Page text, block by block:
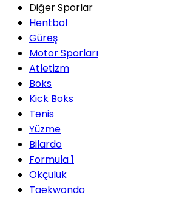
Diğer Sporlar
Hentbol
Güreş
Motor Sporları
Atletizm
Boks
Kick Boks
Tenis
Yüzme
Bilardo
Formula 1
Okçuluk
Taekwondo